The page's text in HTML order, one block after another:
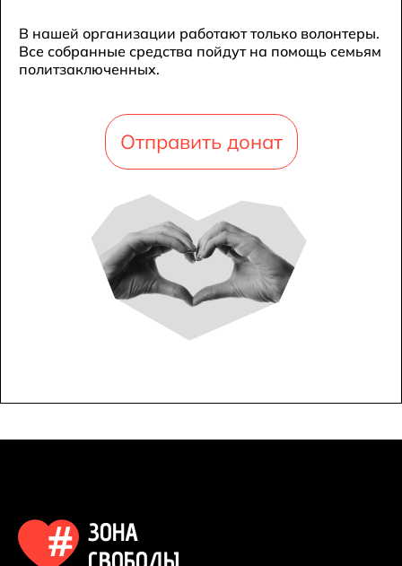
В нашей организации работают только волонтеры.
Все собранные средства пойдут на помощь семьям
политзаключенных.
Отправить донат
ЗОНА
СВОБОДЫ